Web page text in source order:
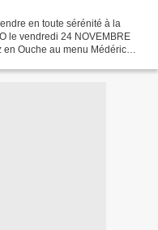
en toute sérénité à la
le vendredi 24 NOVEMBRE
Ouche au menu Médéric